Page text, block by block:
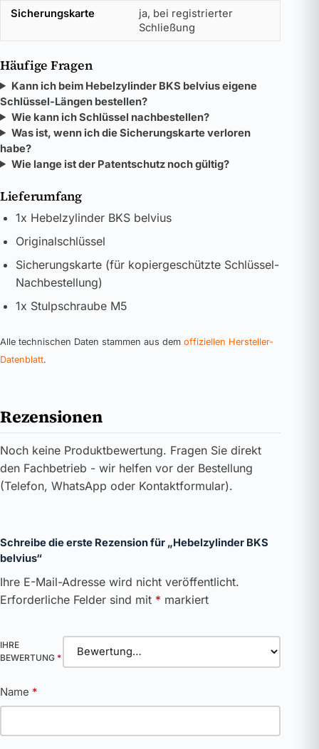
Sicherungskarte
ja, bei registrierter
Schließung
Häufige Fragen
Kann ich beim Hebelzylinder BKS belvius eigene
Schlüssel-Längen bestellen?
Wie kann ich Schlüssel nachbestellen?
Was ist, wenn ich die Sicherungskarte verloren
habe?
Wie lange ist der Patentschutz noch gültig?
Lieferumfang
1x Hebelzylinder BKS belvius
Originalschlüssel
Sicherungskarte (für kopiergeschützte Schlüssel-
Nachbestellung)
1x Stulpschraube M5
Alle technischen Daten stammen aus dem offiziellen Hersteller-
Datenblatt.
Rezensionen
Noch keine Produktbewertung. Fragen Sie direkt
den Fachbetrieb - wir helfen vor der Bestellung
(Telefon, WhatsApp oder Kontaktformular).
Schreibe die erste Rezension für „Hebelzylinder BKS
belvius“
Ihre E-Mail-Adresse wird nicht veröffentlicht.
Erforderliche Felder sind mit * markiert
IHRE
BEWERTUNG *
Name *